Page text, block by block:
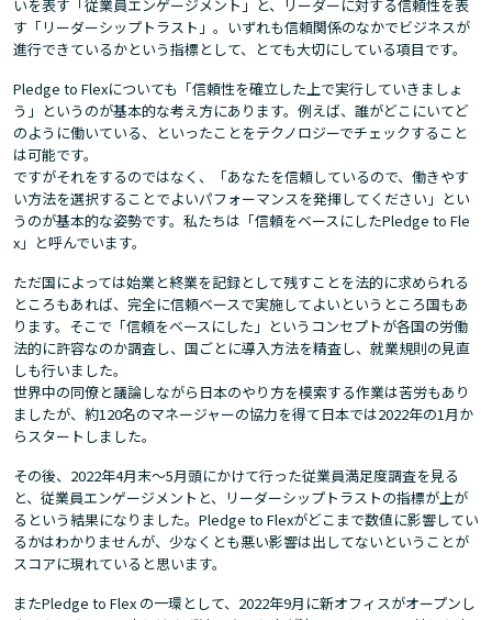
いを表す「従業員エンゲージメント」と、リーダーに対する信頼性を表
す「リーダーシップトラスト」。いずれも信頼関係のなかでビジネスが
進行できているかという指標として、とても大切にしている項目です。
Pledge to Flexについても「信頼性を確立した上で実行していきましょ
う」というのが基本的な考え方にあります。例えば、誰がどこにいてど
のように働いている、といったことをテクノロジーでチェックすること
は可能です。
ですがそれをするのではなく、「あなたを信頼しているので、働きやす
い方法を選択することでよいパフォーマンスを発揮してください」とい
うのが基本的な姿勢です。私たちは「信頼をベースにしたPledge to Fle
x」と呼んでいます。
ただ国によっては始業と終業を記録として残すことを法的に求められる
ところもあれば、完全に信頼ベースで実施してよいというところ国もあ
ります。そこで「信頼をベースにした」というコンセプトが各国の労働
法的に許容なのか調査し、国ごとに導入方法を精査し、就業規則の見直
しも行いました。
世界中の同僚と議論しながら日本のやり方を模索する作業は苦労もあり
ましたが、約120名のマネージャーの協力を得て日本では2022年の1月か
らスタートしました。
その後、2022年4月末～5月頭にかけて行った従業員満足度調査を見る
と、従業員エンゲージメントと、リーダーシップトラストの指標が上が
るという結果になりました。Pledge to Flexがどこまで数値に影響してい
るかはわかりませんが、少なくとも悪い影響は出してないということが
スコアに現れていると思います。
またPledge to Flex の一環として、2022年9月に新オフィスがオープンし